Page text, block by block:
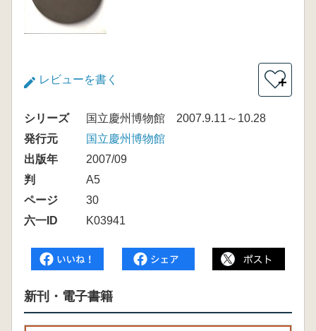
レビューを書く ＋
シリーズ
国立慶州博物館 2007.9.11～10.28
発行元
国立慶州博物館
出版年
2007/09
判
A5
ページ
30
六一ID
K03941
新刊・電子書籍